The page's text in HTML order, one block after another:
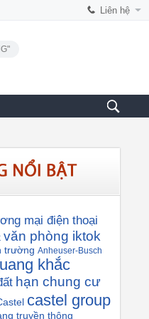
Liên hệ
mại điện thoại
văn phòng iktok
trường Anheuser-Busch
khắc
hạn chung cư
castel group
truyền thông